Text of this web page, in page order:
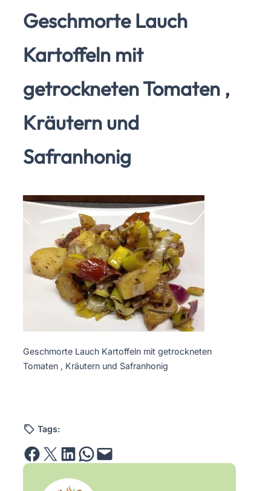
Geschmorte Lauch
Kartoffeln mit
getrockneten Tomaten ,
Kräutern und
Safranhonig
Geschmorte Lauch Kartoffeln mit getrockneten
Tomaten , Kräutern und Safranhonig
Tags:
Share on Facebook Email this Page Share on LinkedIn Share on WhatsApp Email this Page